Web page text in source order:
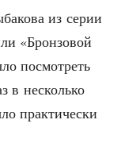
из серии
«Брон­зо­вой
посмот­реть
в несколь­ко
прак­ти­че­ски